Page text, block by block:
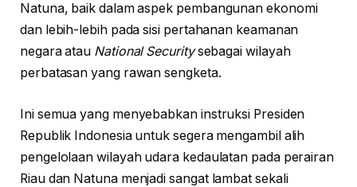
Natuna, baik dalam aspek pembangunan ekonomi
dan lebih-lebih pada sisi pertahanan keamanan
negara atau National Securitysebagai wilayah
perbatasan yang rawan sengketa.
Ini semua yang menyebabkan instruksi Presiden
Republik Indonesia untuk segera mengambil alih
pengelolaan wilayah udara kedaulatan pada perairan
Riau dan Natuna menjadi sangat lambat sekali